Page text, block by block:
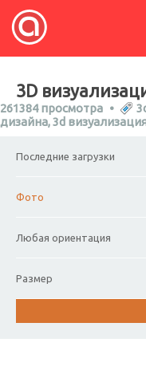
3D
261384 просмотра
дизайна,3d
Последние загрузки
Фото
Любая ориентация
Размер